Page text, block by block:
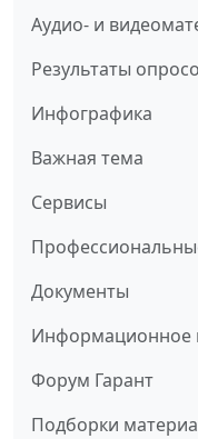
Аудио- и
Результаты
Инфографика
Важная тема
Сервисы
Документы
Информационное
Форум Гарант
Подборки